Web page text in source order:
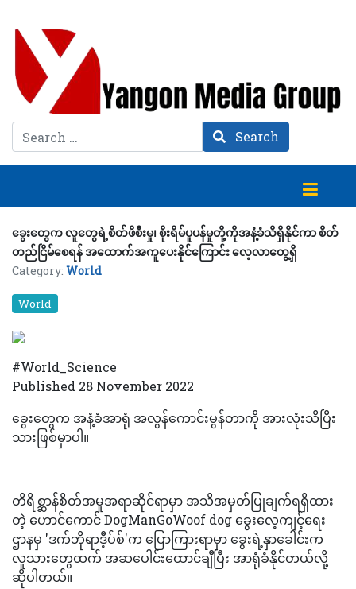
Search Search
ခွေးတွေက လူတွေရဲ့စိတ်ဖိစီးမှု၊ စိုးရိမ်ပူပန်မှုတို့ကိုအနံ့ခံသိရှိနိုင်ကာ စိတ်
တည်ငြိမ်စေရန် အထောက်အကူပေးနိုင်ကြောင်း လေ့လာတွေ့ရှိ
Category: World
World
#World_Science
Published 28 November 2022
ခွေးတွေက အနံ့ခံအာရုံ အလွန်ကောင်းမွန်တာကို အားလုံးသိပြီး
သားဖြစ်မှာပါ။
တိရိစ္ဆာန်စိတ်အမူအရာဆိုင်ရာမှာ အသိအမှတ်ပြုချက်ရရှိထား
တဲ့ ဟောင်ကောင် DogManGoWoof dog ခွေးလေ့ကျင့်ရေး
ဌာနမှ 'ဒက်ဘိုရာဒီ့ပ်စ်'က ပြောကြားရာမှာ ခွေးရဲ့နှာခေါင်းက
လူသားတွေထက် အဆပေါင်းထောင်ချီပြီး အာရုံခံနိုင်တယ်လို့
ဆိုပါတယ်။